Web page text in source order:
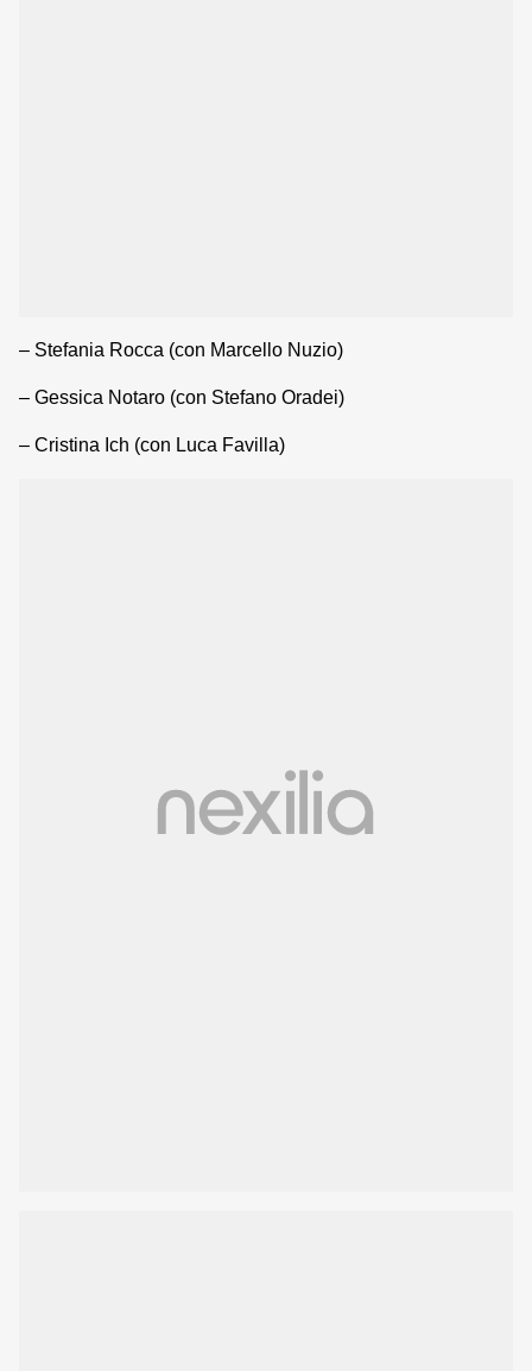
– Stefania Rocca (con Marcello Nuzio)
– Gessica Notaro (con Stefano Oradei)
– Cristina Ich (con Luca Favilla)